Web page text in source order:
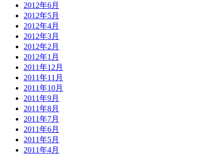
2012年6月
2012年5月
2012年4月
2012年3月
2012年2月
2012年1月
2011年12月
2011年11月
2011年10月
2011年9月
2011年8月
2011年7月
2011年6月
2011年5月
2011年4月